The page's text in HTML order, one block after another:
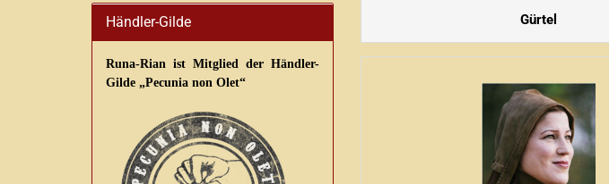
Gürtel
Händler-Gilde
Runa-Rian ist Mitglied der Händler-
Gilde „Pecunia non Olet“